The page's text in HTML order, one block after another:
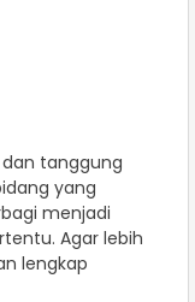
tanggung
yang
menjadi
Agar lebih
lengkap